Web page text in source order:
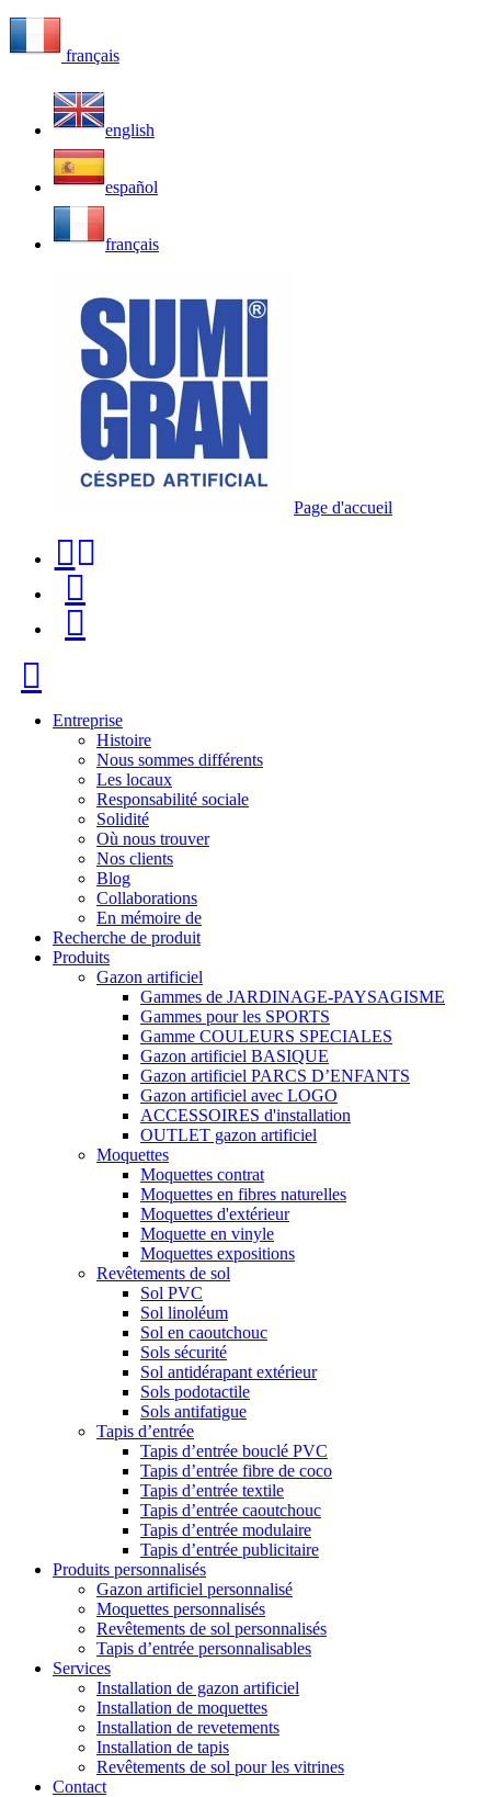
français
english
español
français
Page d'accueil
116
96
57
Entreprise
Histoire
Nous sommes différents
Les locaux
Responsabilité sociale
Solidité
Où nous trouver
Nos clients
Blog
Collaborations
En mémoire de
Recherche de produit
Produits
Gazon artificiel
Gammes de JARDINAGE-PAYSAGISME
Gammes pour les SPORTS
Gamme COULEURS SPECIALES
Gazon artificiel BASIQUE
Gazon artificiel PARCS D’ENFANTS
Gazon artificiel avec LOGO
ACCESSOIRES d'installation
OUTLET gazon artificiel
Moquettes
Moquettes contrat
Moquettes en fibres naturelles
Moquettes d'extérieur
Moquette en vinyle
Moquettes expositions
Revêtements de sol
Sol PVC
Sol linoléum
Sol en caoutchouc
Sols sécurité
Sol antidérapant extérieur
Sols podotactile
Sols antifatigue
Tapis d’entrée
Tapis d’entrée bouclé PVC
Tapis d’entrée fibre de coco
Tapis d’entrée textile
Tapis d’entrée caoutchouc
Tapis d’entrée modulaire
Tapis d’entrée publicitaire
Produits personnalisés
Gazon artificiel personnalisé
Moquettes personnalisés
Revêtements de sol personnalisés
Tapis d’entrée personnalisables
Services
Installation de gazon artificiel
Installation de moquettes
Installation de revetements
Installation de tapis
Revêtements de sol pour les vitrines
Contact